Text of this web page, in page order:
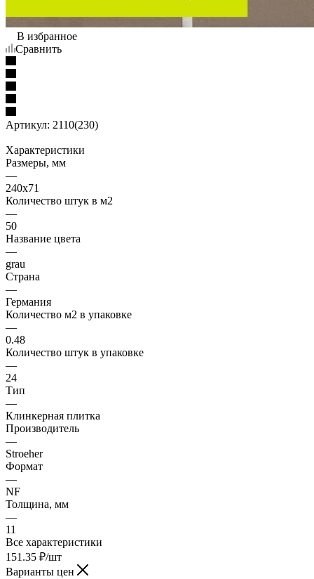
В избранное
Сравнить
Артикул: 2110(230)
Характеристики
Размеры, мм
—
240x71
Количество штук в м2
—
50
Название цвета
—
grau
Страна
—
Германия
Количество м2 в упаковке
—
0.48
Количество штук в упаковке
—
24
Тип
—
Клинкерная плитка
Производитель
—
Stroeher
Формат
—
NF
Толщина, мм
—
11
Все характеристики
151.35 ₽/шт
Варианты цен